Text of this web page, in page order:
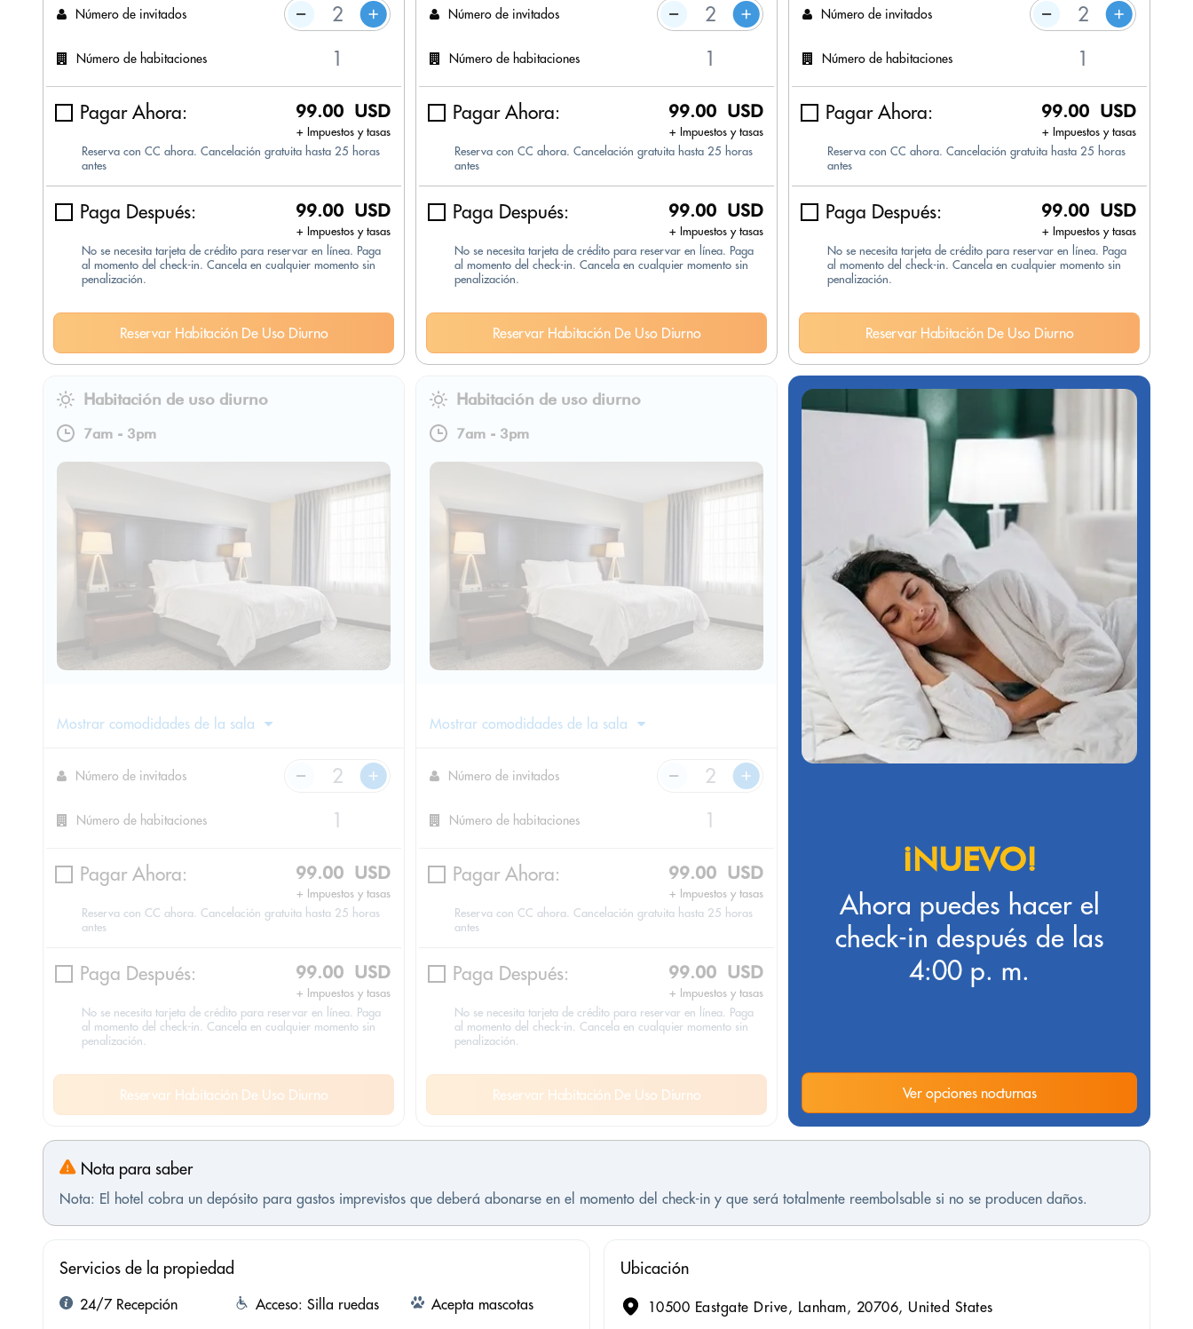
Número de invitados
Número de habitaciones
Pagar Ahora: 99.00 USD
+ Impuestos y tasas
Reserva con CC ahora. Cancelación gratuita hasta 25 horas
antes
Paga Después: 99.00 USD
+ Impuestos y tasas
No se necesita tarjeta de crédito para reservar en línea. Paga
al momento del check-in. Cancela en cualquier momento sin
penalización.
Reservar Habitación De Uso Diurno
Número de invitados
Número de habitaciones
Pagar Ahora: 99.00 USD
+ Impuestos y tasas
Reserva con CC ahora. Cancelación gratuita hasta 25 horas
antes
Paga Después: 99.00 USD
+ Impuestos y tasas
No se necesita tarjeta de crédito para reservar en línea. Paga
al momento del check-in. Cancela en cualquier momento sin
penalización.
Reservar Habitación De Uso Diurno
Número de invitados
Número de habitaciones
Pagar Ahora: 99.00 USD
+ Impuestos y tasas
Reserva con CC ahora. Cancelación gratuita hasta 25 horas
antes
Paga Después: 99.00 USD
+ Impuestos y tasas
No se necesita tarjeta de crédito para reservar en línea. Paga
al momento del check-in. Cancela en cualquier momento sin
penalización.
Reservar Habitación De Uso Diurno
Habitación de uso diurno
7am - 3pm
Mostrar comodidades de la sala
Número de invitados
Número de habitaciones
Pagar Ahora: 99.00 USD
+ Impuestos y tasas
Reserva con CC ahora. Cancelación gratuita hasta 25 horas
antes
Paga Después: 99.00 USD
+ Impuestos y tasas
No se necesita tarjeta de crédito para reservar en línea. Paga
al momento del check-in. Cancela en cualquier momento sin
penalización.
Reservar Habitación De Uso Diurno
Habitación de uso diurno
7am - 3pm
Mostrar comodidades de la sala
Número de invitados
Número de habitaciones
Pagar Ahora: 99.00 USD
+ Impuestos y tasas
Reserva con CC ahora. Cancelación gratuita hasta 25 horas
antes
Paga Después: 99.00 USD
+ Impuestos y tasas
No se necesita tarjeta de crédito para reservar en línea. Paga
al momento del check-in. Cancela en cualquier momento sin
penalización.
Reservar Habitación De Uso Diurno
¡NUEVO!
Ahora puedes hacer el
check-in después de las
4:00 p. m.
Ver opciones nocturnas
Nota para saber
Nota: El hotel cobra un depósito para gastos imprevistos que deberá abonarse en el momento del check-in y que será totalmente reembolsable si no se producen daños.
Servicios de la propiedad
24/7 Recepción Acceso: Silla ruedas
Acepta mascotas
Ubicación
10500 Eastgate Drive, Lanham, 20706, United States